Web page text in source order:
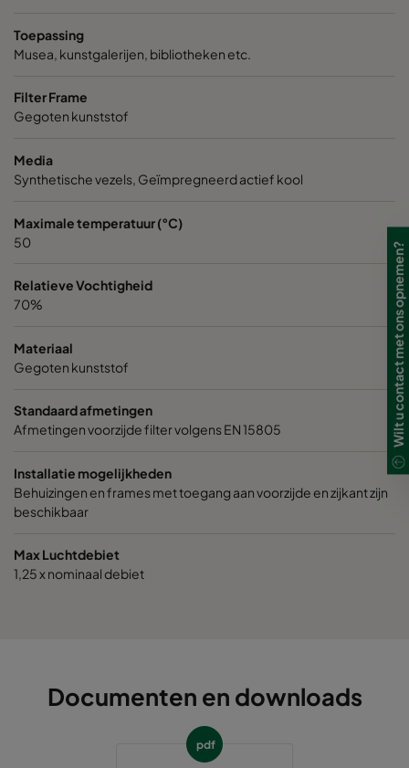
Toepassing
Musea, kunstgalerijen, bibliotheken etc.
Filter Frame
Gegoten kunststof
Media
Synthetische vezels, Geïmpregneerd actief kool
Maximale temperatuur (°C)
50
Relatieve Vochtigheid
70%
Materiaal
Gegoten kunststof
Standaard afmetingen
Afmetingen voorzijde filter volgens EN 15805
Installatie mogelijkheden
Behuizingen en frames met toegang aan voorzijde en zijkant zijn
beschikbaar
Max Luchtdebiet
1,25 x nominaal debiet
Documenten en downloads
pdf
Wilt u contact met ons opnemen?